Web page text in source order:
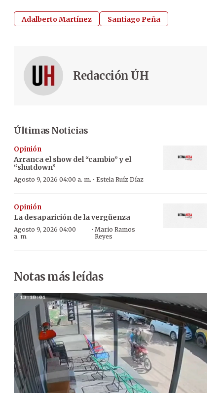
Adalberto Martínez Santiago Peña
Redacción ÚH
Últimas Noticias
Opinión
Arranca el show del “cambio” y el
“shutdown”
Agosto 9, 2026 04:00 a. m. · Estela Ruíz Díaz
Opinión
La desaparición de la vergüenza
Agosto 9, 2026 04:00
a. m.
· Mario Ramos
Reyes
Notas más leídas